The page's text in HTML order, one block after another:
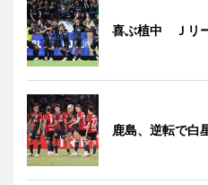
喜ぶ植中 Ｊリ
鹿島、逆転で